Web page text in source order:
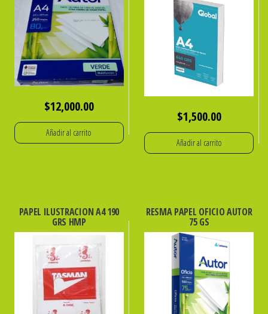
$12,000.00
Añadir al carrito
$1,500.00
Añadir al carrito
PAPEL ILUSTRACION A4 190
GRS HMP
RESMA PAPEL OFICIO AUTOR
75 GS